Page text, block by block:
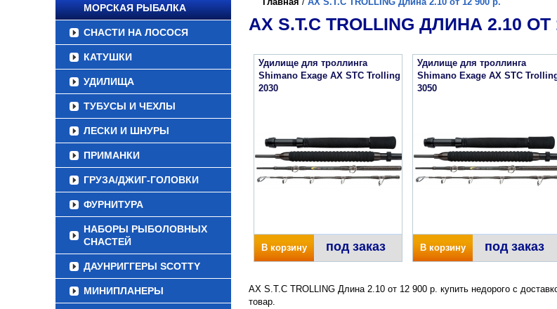
МОРСКАЯ РЫБАЛКА
СНАСТИ НА ЛОСОСЯ
КАТУШКИ
УДИЛИЩА
ТУБУСЫ И ЧЕХЛЫ
ЛЕСКИ И ШНУРЫ
ПРИМАНКИ
ГРУЗА/ДЖИГ-ГОЛОВКИ
ФУРНИТУРА
НАБОРЫ РЫБОЛОВНЫХ
СНАСТЕЙ
ДАУНРИГГЕРЫ SCOTTY
МИНИПЛАНЕРЫ
AX S.T.C TROLLING ДЛИНА 2.10 ОТ
Удилище для троллинга
Shimano Exage AX STC Trolling
2030
В корзину под заказ
Удилище для троллинга
Shimano Exage AX STC
3050
В корзину под заказ
AX S.T.C TROLLING Длина 2.10 от 12 900 р. купить недорого с
товар.